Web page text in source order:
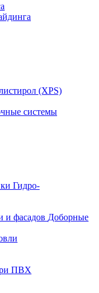
(XPS)
системы
Гидро-
Доборные
ПВХ